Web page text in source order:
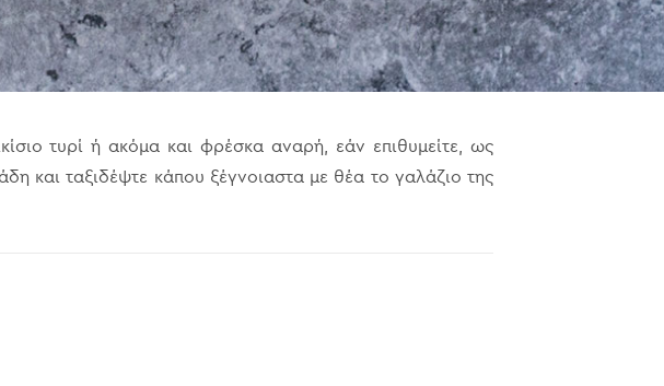
τυρί ή ακόμα και φρέσκα αναρή, εάν επιθυμείτε, ως
και ταξιδέψτε κάπου ξέγνοιαστα με θέα το γαλάζιο της